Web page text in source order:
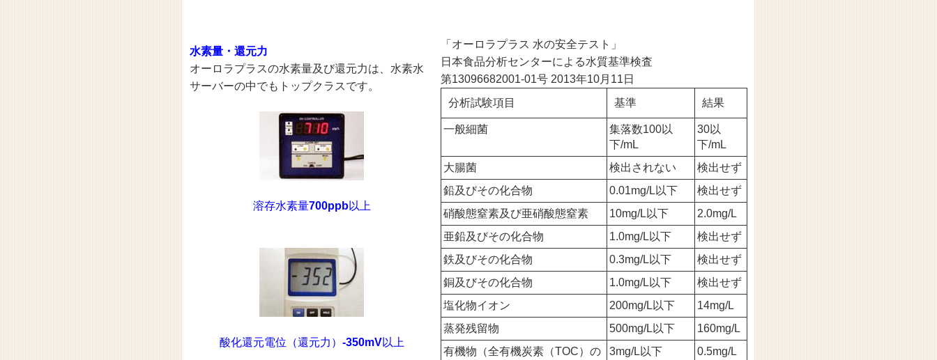
水素量・還元力
オーロラプラスの水素量及び還元力は、水素水
サーバーの中でもトップクラスです。
溶存水素量700ppb以上
酸化還元電位（還元力） -350mV以上
「オーロラプラス 水の安全テスト」
日本食品分析センターによる水質基準検査
第13096682001-01号 2013年10月11日
分析試験項目
基準 結果
一般細菌
集落数100以
下/mL
30以
下/mL
大腸菌
検出されない
検出せず
鉛及びその化合物
0.01mg/L以下
検出せず
硝酸態窒素及び亜硝酸態窒素
10mg/L以下
2.0mg/L
亜鉛及びその化合物
1.0mg/L以下
検出せず
鉄及びその化合物
0.3mg/L以下
検出せず
銅及びその化合物
1.0mg/L以下
検出せず
塩化物イオン
200mg/L以下
14mg/L
蒸発残留物
500mg/L以下
160mg/L
有機物（全有機炭素（TOC）の
3mg/L以下 0.5mg/L